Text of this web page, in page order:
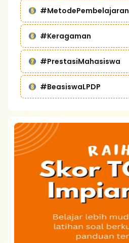
#MetodePembelajaran
#Keragaman
#PrestasiMahasiswa
#BeasiswaLPDP